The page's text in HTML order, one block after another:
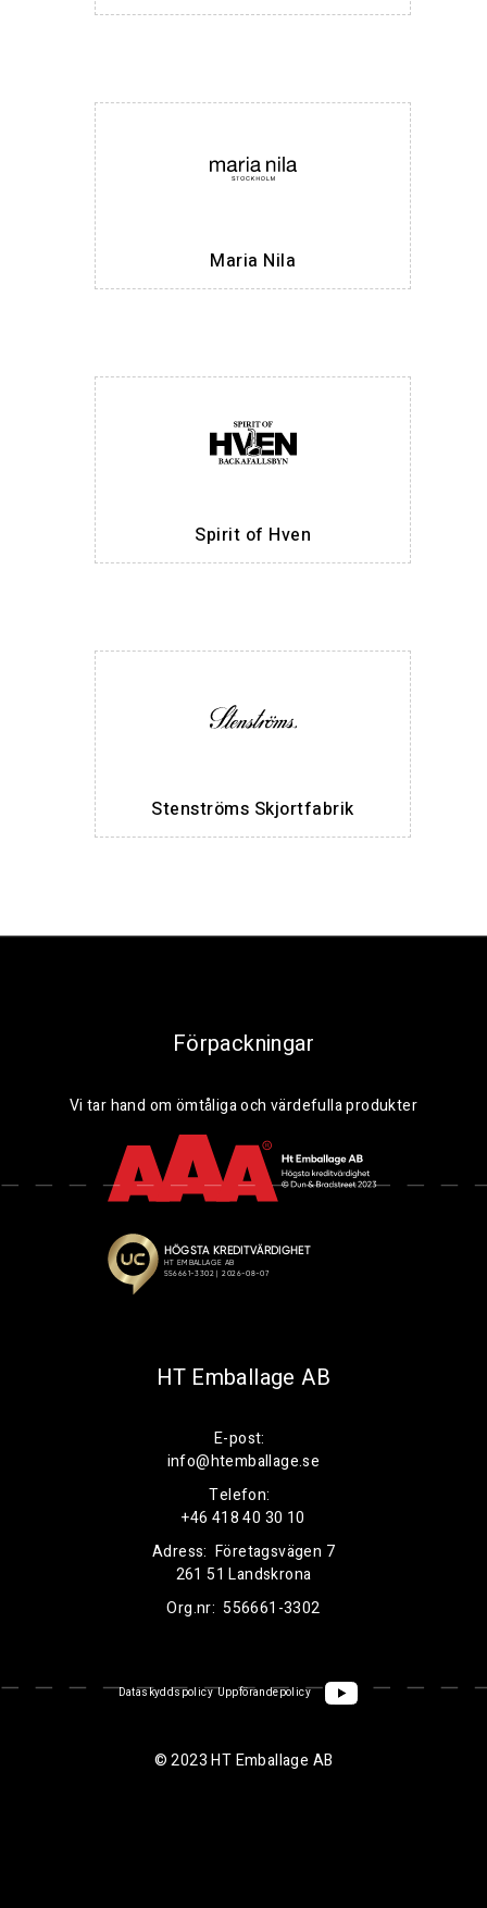
Maria Nila
Spirit of Hven
Stenströms Skjortfabrik
Förpackningar
Vi tar hand om ömtåliga och värdefulla produkter
HT Emballage AB
E-post:
info@htemballage.se
Telefon:
+46 418 40 30 10
Adress: Företagsvägen 7
261 51 Landskrona
Org.nr: 556661-3302
Dataskyddspolicy Uppförandepolicy
© 2023 HT Emballage AB